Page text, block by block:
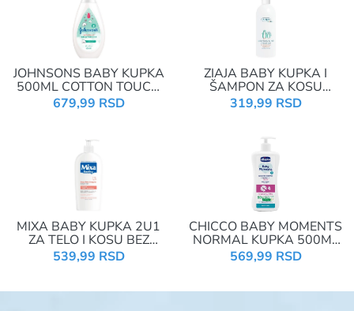
JOHNSONS BABY KUPKA
500ML COTTON TOUCH
2U1-PUMPICA
679,99 RSD
ZIAJA BABY KUPKA I
ŠAMPON ZA KOSU
400ML OD 6 MESECI
319,99 RSD
MIXA BABY KUPKA 2U1
ZA TELO I KOSU BEZ
SAPUNA 400ML
539,99 RSD
CHICCO BABY MOMENTS
NORMAL KUPKA 500ML
RELAX
569,99 RSD